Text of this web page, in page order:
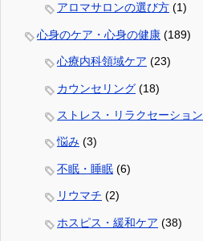
アロマサロンの選び方 (1)
心身のケア・心身の健康 (189)
心療内科領域ケア (23)
カウンセリング (18)
ストレス・リラクセーション
悩み (3)
不眠・睡眠 (6)
リウマチ (2)
ホスピス・緩和ケア (38)